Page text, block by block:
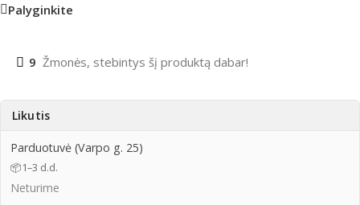
Palyginkite
9 Žmonės, stebintys šį produktą dabar!
Likutis
Parduotuvė (Varpo g. 25)
📦1–3 d.d.
Neturime